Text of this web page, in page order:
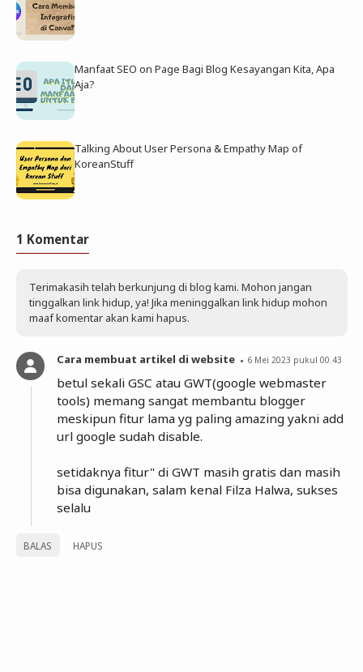
Manfaat SEO on Page Bagi Blog Kesayangan Kita, Apa
Aja?
Talking About User Persona & Empathy Map of
KoreanStuff
1 Komentar
Terimakasih telah berkunjung di blog kami. Mohon jangan
tinggalkan link hidup, ya! Jika meninggalkan link hidup mohon
maaf komentar akan kami hapus.
Cara membuat artikel di website 6 Mei 2023 pukul 00.43
betul sekali GSC atau GWT(google webmaster
tools) memang sangat membantu blogger
meskipun fitur lama yg paling amazing yakni add
url google sudah disable.
setidaknya fitur" di GWT masih gratis dan masih
bisa digunakan, salam kenal Filza Halwa, sukses
selalu
BALAS HAPUS